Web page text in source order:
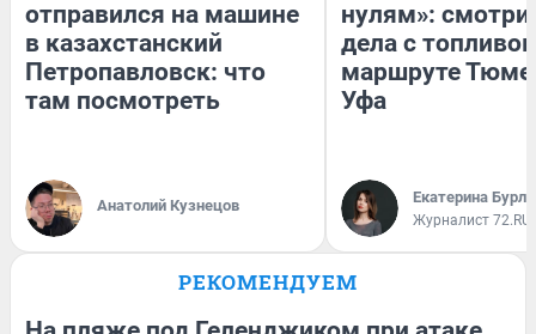
отправился на машине
в казахстанский
Петропавловск: что
там посмотреть
Анатолий Кузнецов
нулям»:
дела с
маршруте
Уфа
Екатерина
Журналист 72.RU
РЕКОМЕНДУЕМ